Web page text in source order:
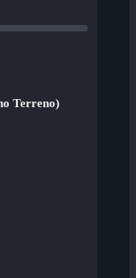
Terreno)